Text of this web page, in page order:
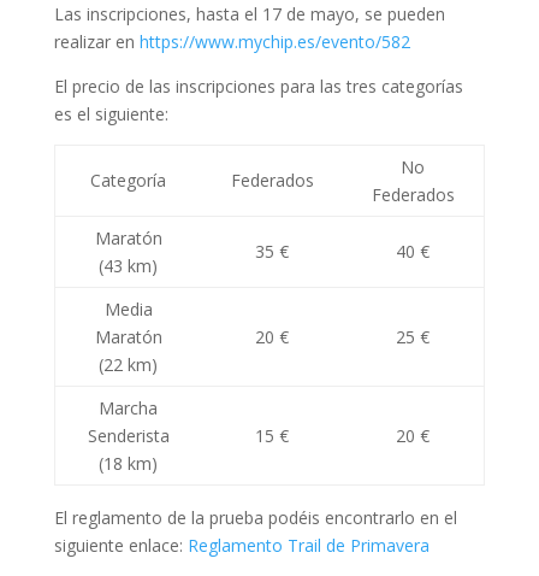
Las inscripciones, hasta el 17 de mayo, se pueden
realizar en https://www.mychip.es/evento/582
El precio de las inscripciones para las tres categorías
es el siguiente:
Categoría Federados
No
Federados
Maratón
(43 km)
35 € 40 €
Media
Maratón
(22 km)
20 € 25 €
Marcha
Senderista
(18 km)
15 € 20 €
El reglamento de la prueba podéis encontrarlo en el
siguiente enlace: Reglamento Trail de Primavera